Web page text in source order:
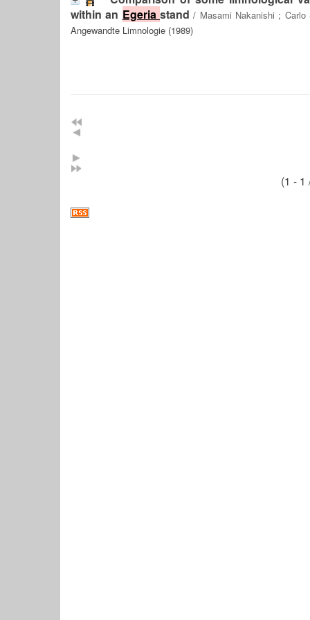
within an Egeria stand / Masami Nakanishi ; Carlo
Angewandte Limnologie (1989)
(1 - 1